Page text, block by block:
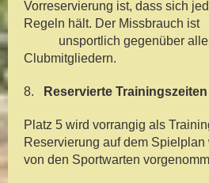
Vorreservierung ist, dass sich
Regeln hält. Der Missbrauch ist
unsportlich gegenüber
Clubmitgliedern.
8. Reservierte Trainingszeiten
Platz 5 wird vorrangig als
Reservierung auf dem
von den Sportwarten